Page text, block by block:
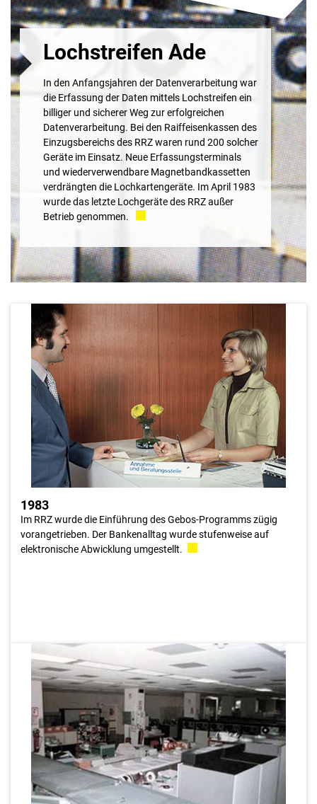
Lochstreifen Ade
In den Anfangsjahren der Datenverarbeitung war
die Erfassung der Daten mittels Lochstreifen ein
billiger und sicherer Weg zur erfolgreichen
Datenverarbeitung. Bei den Raiffeisenkassen des
Einzugsbereichs des RRZ waren rund 200 solcher
Geräte im Einsatz. Neue Erfassungsterminals
und wiederverwendbare Magnetbandkassetten
verdrängten die Lochkartengeräte. Im April 1983
wurde das letzte Lochgeräte des RRZ außer
Betrieb genommen.
1983
Im RRZ wurde die Einführung des Gebos-Programms zügig
vorangetrieben. Der Bankenalltag wurde stufenweise auf
elektronische Abwicklung umgestellt.
40 Online-Raiffeisenkassen wurden bereits auf das Gebos-
Dispo-Online Programm umgestellt. Nahezu parallel wurde der
Echtbetrieb mit der bundeseinheitlich vereinbarten Online-
Zugriffsmethode au den bundeskompatiblen Groß EDV
Anlagen aufgenommen.
1983
Nicht nur der Vorfall des Brandes in der Nationalbank, auch
das steigenden Datenvolumina und die steigende Anzahl an
täglichen Transaktionen, veranlassten das RRZ schon sehr
frühzeitig sich intensivst mit dem Thema Sicherheit
auseianderzusetzen. Zudem wurden Video-
Überwachungssysteme installiert und der Zugang zu den
Systemräumen noch besser abgesichert.